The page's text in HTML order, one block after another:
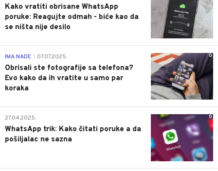
Kako vratiti obrisane WhatsApp
poruke: Reagujte odmah - biće kao da
se ništa nije desilo
0
IMA NADE 07.07.2025.
Obrisali ste fotografije sa telefona?
Evo kako da ih vratite u samo par
koraka
0
27.04.2025.
WhatsApp trik: Kako čitati poruke a da
pošiljalac ne sazna